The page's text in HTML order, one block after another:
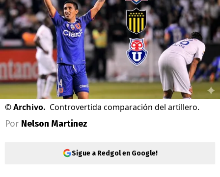
©Archivo. Controvertida comparación del artillero.
Por Nelson Martinez
Sigue a Redgol en Google!